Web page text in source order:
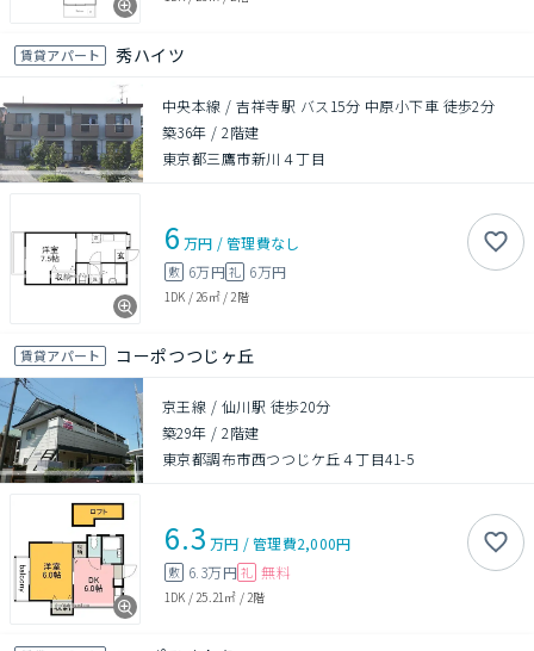
賃貸アパート 秀ハイツ
中央本線 / 吉祥寺駅 バス15分 中原小下車 徒歩2分
築36年 /2階建
東京都三鷹市新川４丁目
6 万円 /管理費なし
敷 6万円礼 6万円
1DK / 26㎡/ 2階
賃貸アパート コーポつつじヶ丘
京王線 / 仙川駅 徒歩20分
築29年 /2階建
東京都調布市西つつじケ丘４丁目41-5
6.3 万円 /管理費2,000円
敷 6.3万円 礼 無料
1DK / 25.21㎡ / 2階